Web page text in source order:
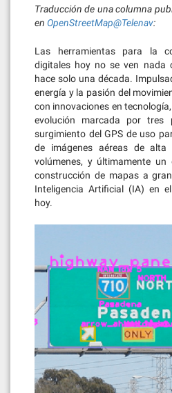
Traducción de una columna
en OpenStreetMap@Telenav:
Las herramientas para la
digitales hoy no se ven nada
hace solo una década.
energía y la pasión del
con innovaciones en
evolución marcada por tres
surgimiento del GPS de uso
de imágenes aéreas de alta
volúmenes, y últimamente
construcción de mapas a
Inteligencia Artificial (IA) en
hoy.